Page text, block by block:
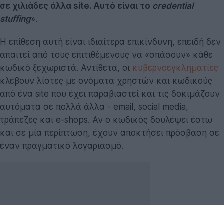
σε χιλιάδες άλλα site. Αυτό είναι το credential
stuffing».
Η επίθεση αυτή είναι ιδιαίτερα επικίνδυνη, επειδή δεν
απαιτεί από τους επιτιθέμενους να «σπάσουν» κάθε
κωδικό ξεχωριστά. Αντίθετα, οι κυβερνοεγκληματίες
κλέβουν λίστες με ονόματα χρηστών και κωδικούς
από ένα site που έχει παραβιαστεί και τις δοκιμάζουν
αυτόματα σε πολλά άλλα - email, social media,
τράπεζες και e-shops. Αν ο κωδικός δουλέψει έστω
και σε μία περίπτωση, έχουν αποκτήσει πρόσβαση σε
έναν πραγματικό λογαριασμό.